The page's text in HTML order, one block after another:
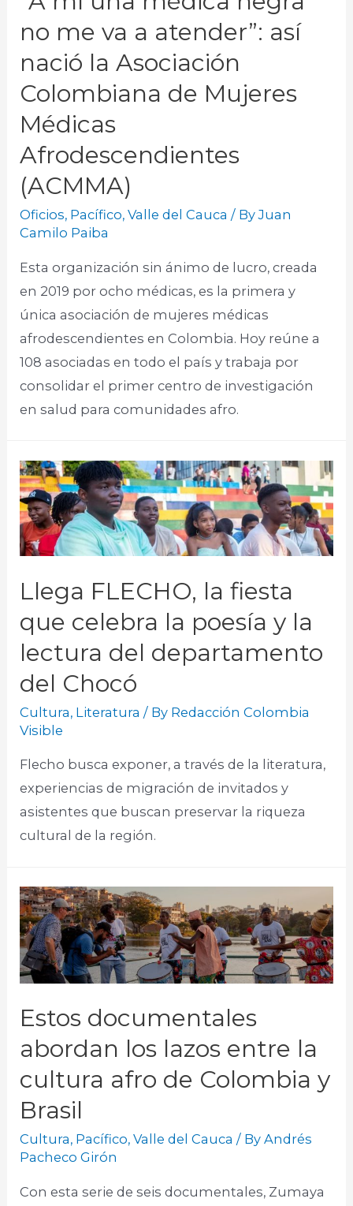
no me va a atender”: así
nació la Asociación
Colombiana de Mujeres
Médicas
Afrodescendientes
(ACMMA)
Oficios, Pacífico,Valle del Cauca / ByJuan
Camilo Paiba
Esta organización sin ánimo de lucro, creada
en 2019 por ocho médicas, es la primera y
única asociación de mujeres médicas
afrodescendientes en Colombia. Hoy reúne a
108 asociadas en todo el país y trabaja por
consolidar el primer centro de investigación
en salud para comunidades afro.
Llega FLECHO, la fiesta
que celebra la poesía y la
lectura del departamento
del Chocó
Cultura, Literatura / By Redacción Colombia
Visible
Flecho busca exponer, a través de la literatura,
experiencias de migración de invitados y
asistentes que buscan preservar la riqueza
cultural de la región.
Estos documentales
abordan los lazos entre la
cultura afro de Colombia y
Brasil
Cultura, Pacífico,Valle del Cauca / ByAndrés
Pacheco Girón
Con esta serie de seis documentales, Zumaya